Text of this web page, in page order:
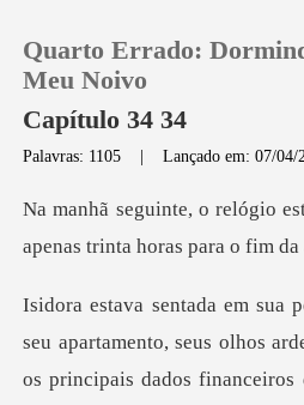
Loja
Histórico
Sair
Quarto Errado:
Meu Noivo
Capítulo 34 34
Palavras: 1105 |Lançado em: 07/04/
apenas tr
apartamento, seus olhos
os prin